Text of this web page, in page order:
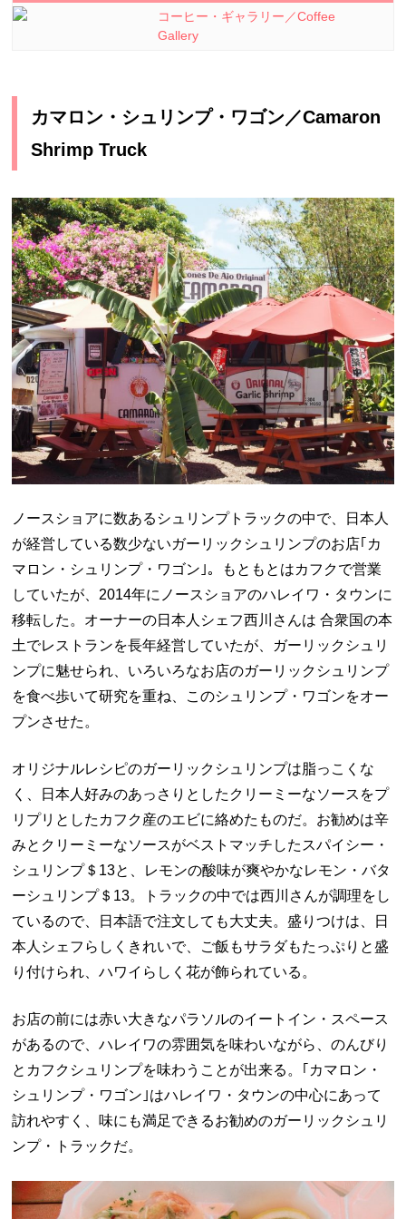
コーヒー・ギャラリー／Coffee
Gallery
カマロン・シュリンプ・ワゴン／Camaron
Shrimp Truck
ノースショアに数あるシュリンプトラックの中で、日本人
が経営している数少ないガーリックシュリンプのお店｢カ
マロン・シュリンプ・ワゴン｣。もともとはカフクで営業
していたが、2014年にノースショアのハレイワ・タウンに
移転した。オーナーの日本人シェフ西川さんは 合衆国の本
土でレストランを長年経営していたが、ガーリックシュリ
ンプに魅せられ、いろいろなお店のガーリックシュリンプ
を食べ歩いて研究を重ね、このシュリンプ・ワゴンをオー
プンさせた。
オリジナルレシピのガーリックシュリンプは脂っこくな
く、日本人好みのあっさりとしたクリーミーなソースをプ
リプリとしたカフク産のエビに絡めたものだ。お勧めは辛
みとクリーミーなソースがベストマッチしたスパイシー・
シュリンプ＄13と、レモンの酸味が爽やかなレモン・バタ
ーシュリンプ＄13。トラックの中では西川さんが調理をし
ているので、日本語で注文しても大丈夫。盛りつけは、日
本人シェフらしくきれいで、ご飯もサラダもたっぷりと盛
り付けられ、ハワイらしく花が飾られている。
お店の前には赤い大きなパラソルのイートイン・スペース
があるので、ハレイワの雰囲気を味わいながら、のんびり
とカフクシュリンプを味わうことが出来る。｢カマロン・
シュリンプ・ワゴン｣はハレイワ・タウンの中心にあって
訪れやすく、味にも満足できるお勧めのガーリックシュリ
ンプ・トラックだ。